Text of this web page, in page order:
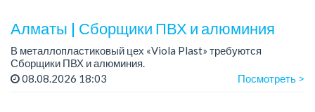
Алматы | Сборщики ПВХ и алюминия
В металлопластиковый цех «Viola Plast» требуются
Сборщики ПВХ и алюминия.
График работы: 5/2, с 08.00 до 17.00.
08.08.2026 18:03 Посмотреть >